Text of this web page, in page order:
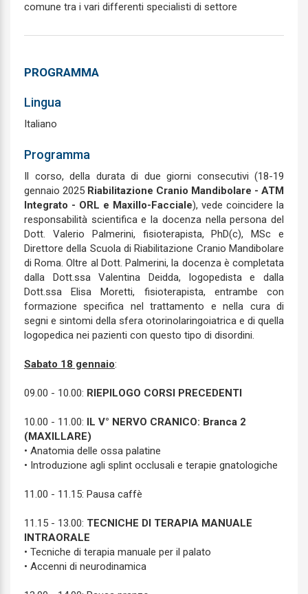
comune tra i vari differenti specialisti di settore
PROGRAMMA
Lingua
Italiano
Programma
Il corso, della durata di due giorni consecutivi (18-19
gennaio 2025 Riabilitazione Cranio Mandibolare - ATM
Integrato - ORL e Maxillo-Facciale), vede coincidere la
responsabilità scientifica e la docenza nella persona del
Dott. Valerio Palmerini, fisioterapista, PhD(c), MSc e
Direttore della Scuola di Riabilitazione Cranio Mandibolare
di Roma. Oltre al Dott. Palmerini, la docenza è completata
dalla Dott.ssa Valentina Deidda, logopedista e dalla
Dott.ssa Elisa Moretti, fisioterapista, entrambe con
formazione specifica nel trattamento e nella cura di
segni e sintomi della sfera otorinolaringoiatrica e di quella
logopedica nei pazienti con questo tipo di disordini.
Sabato 18 gennaio:
09.00 - 10.00: RIEPILOGO CORSI PRECEDENTI
10.00 - 11.00: IL V° NERVO CRANICO: Branca 2
(MAXILLARE)
• Anatomia delle ossa palatine
• Introduzione agli splint occlusali e terapie gnatologiche
11.00 - 11.15: Pausa caffè
11.15 - 13.00: TECNICHE DI TERAPIA MANUALE
INTRAORALE
• Tecniche di terapia manuale per il palato
• Accenni di neurodinamica